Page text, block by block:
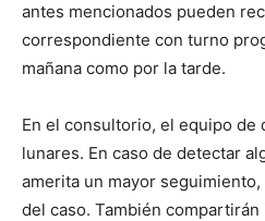
antes mencionados pueden
correspondiente con turno
mañana como por la tarde.
En el consultorio, el equipo de
lunares. En caso de detectar
amerita un mayor
del caso. También